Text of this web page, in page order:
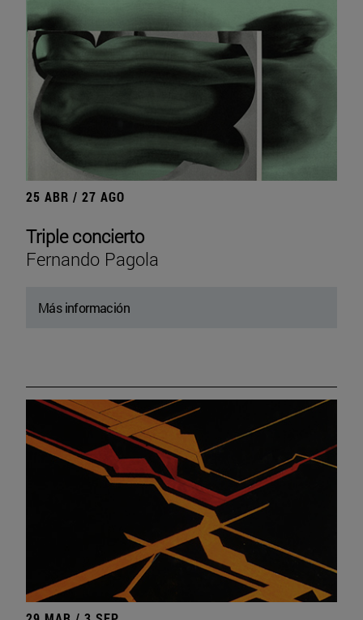
25 ABR / 27 AGO
Triple concierto
Fernando Pagola
Más información